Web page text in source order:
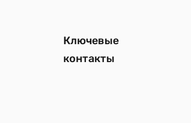
Ключевые
контакты